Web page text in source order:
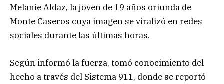
Melanie Aldaz, la joven de 19 años oriunda de
Monte Caseros cuya imagen se viralizó en redes
sociales durante las últimas horas.
Según informó la fuerza, tomó conocimiento del
hecho a través del Sistema 911, donde se reportó